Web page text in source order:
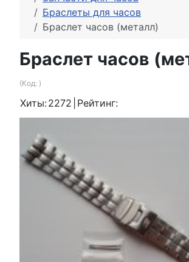
Браслеты для часов
Браслет часов (металл)
Браслет часов
(Код: )
Хиты:2272 Рейтинг: